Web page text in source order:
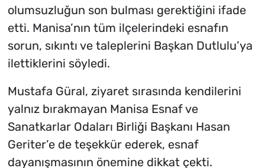
olumsuzluğun son bulması gerektiğini ifade
etti. Manisa’nın tüm ilçelerindeki esnafın
sorun, sıkıntı ve taleplerini Başkan Dutlulu’ya
ilettiklerini söyledi.
Mustafa Güral, ziyaret sırasında kendilerini
yalnız bırakmayan Manisa Esnaf ve
Sanatkarlar Odaları Birliği Başkanı Hasan
Geriter’e de teşekkür ederek, esnaf
dayanışmasının önemine dikkat çekti.